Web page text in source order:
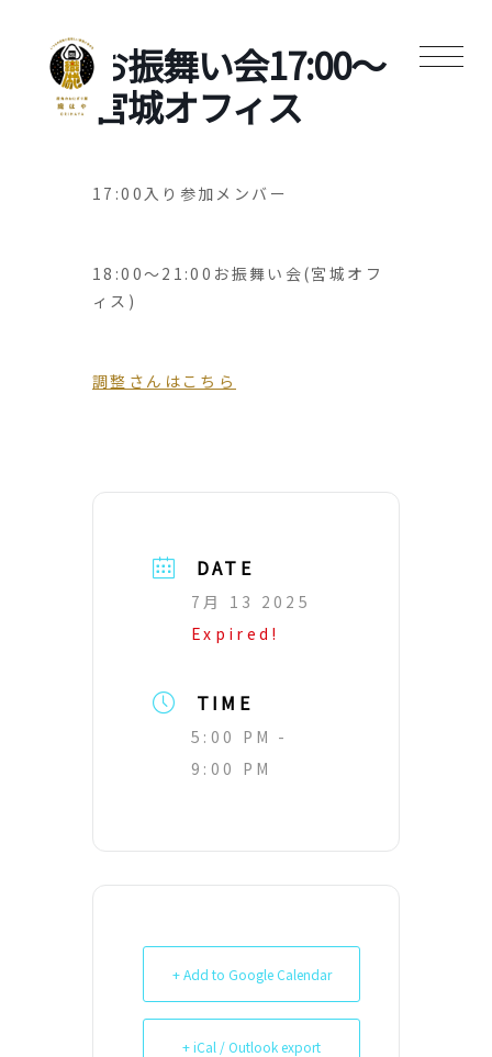
お振舞い会17:00〜
宮城オフィス
17:00入り参加メンバー
18:00〜21:00お振舞い会(宮城オフ
ィス)
調整さんはこちら
DATE
7月 13 2025
Expired!
TIME
5:00 PM -
9:00 PM
+ Add to Google Calendar
+ iCal / Outlook export